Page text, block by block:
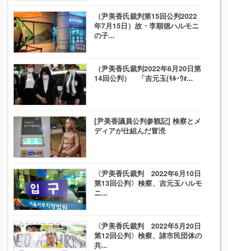
（尹美香氏裁判第15回公判2022
年7月15日）故・李順徳ハルモニ
の子...
（尹美香氏裁判2022年6月20日第
14回公判） 「吉元玉(ｷﾙ･ｳｫ...
[尹美香議員公判参観記] 検察とメ
ディアが仕組んだ冒涜
〈尹美香氏裁判 2022年6月10日
第13回公判〉検察、吉元玉ハルモ
ニ...
〈尹美香氏裁判 2022年5月20日
第12回公判〉検察、諸市民団体の
共...